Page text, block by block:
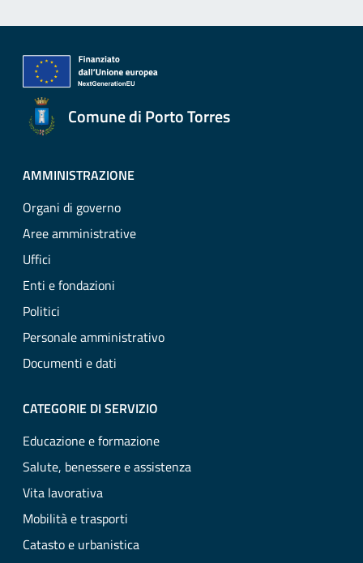
Comune di Porto Torres
AMMINISTRAZIONE
Organi di governo
Aree amministrative
Uffici
Enti e fondazioni
Politici
Personale amministrativo
Documenti e dati
CATEGORIE DI SERVIZIO
Educazione e formazione
Salute, benessere e assistenza
Vita lavorativa
Mobilità e trasporti
Catasto e urbanistica